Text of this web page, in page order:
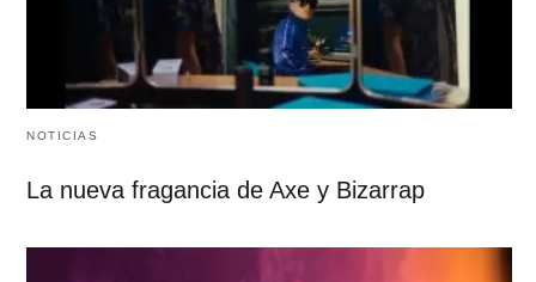
NOTICIAS
La nueva fragancia de Axe y Bizarrap